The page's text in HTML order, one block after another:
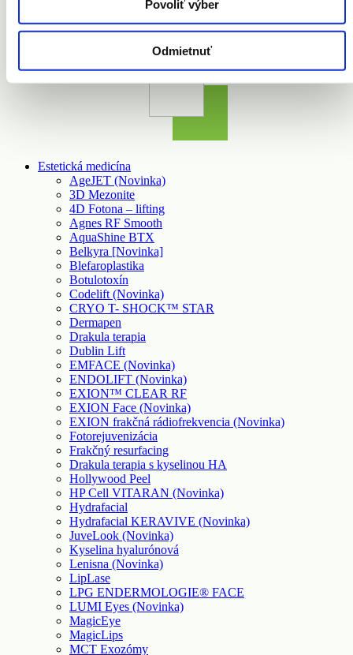
Povoliť výber
Odmietnuť
MEDISKIN s.r.o. môže spôsobiť porušenie autorského zákona a
taktiež naplniť skutkovú podstatu trestného činu podľa § 283
Estetická medicína
AgeJET (Novinka)
3D Mezonite
4D Fotona – lifting
Agnes RF Smooth
AquaShine BTX
Belkyra [Novinka]
Blefaroplastika
Botulotoxín
Codelift (Novinka)
CRYO T- SHOCK™ STAR
Dermapen
Drakula terapia
Dublin Lift
EMFACE (Novinka)
ENDOLIFT (Novinka)
EXION™ CLEAR RF
EXION Face (Novinka)
EXION frakčná rádiofrekvencia (Novinka)
Fotorejuvenizácia
Frakčný resurfacing
Drakula terapia s kyselinou HA
Hollywood Peel
HP Cell VITARAN (Novinka)
Hydrafacial
Hydrafacial KERAVIVE (Novinka)
JuveLook (Novinka)
Kyselina hyalurónová
Lenisna (Novinka)
LipLase
LPG ENDERMOLOGIE® FACE
LUMI Eyes (Novinka)
MagicEye
MagicLips
MCT Exozómy